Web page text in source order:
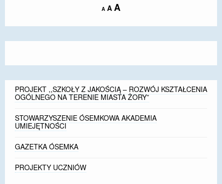
EGZAMIN ÓSMOKLASISTY
KSZTAŁCENIA OGÓLNEGO NA TERENIE MIASTA
REKRUTACJA 2026/2027
mLegitymacja
A Decrease
size.
A Reset
size.
AIncrease
size.
PROJEKT ,,SZKOŁY Z JAKOŚCIĄ – ROZWÓJ KSZTAŁCENIA
OGÓLNEGO NA TERENIE MIASTA ŻORY”
STOWARZYSZENIE ÓSEMKOWA AKADEMIA
UMIEJĘTNOŚCI
GAZETKA ÓSEMKA
PROJEKTY UCZNIÓW